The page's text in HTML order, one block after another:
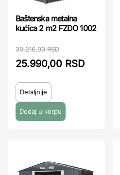
Baštenska metalna
kućica 2 m2 FZDO 1002
30.216,00 RSD
25.990,00 RSD
Detaljnije